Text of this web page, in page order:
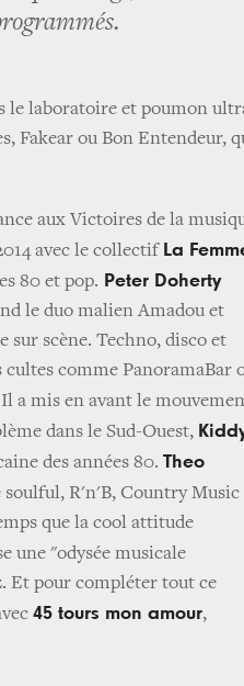
le laboratoire et poumon
Fakear ou Bon Entendeur,
aux Victoires de la
avec le collectif La
80 et pop. Peter Doherty
le duo malien Amadou et
scène. Techno, disco et
cultes comme PanoramaBar
a mis en avant le
dans le Sud-Ouest,
des années 80. Theo
R'n'B, Country Music
que la cool attitude
une "odysée musicale
Et pour compléter tout ce
45 tours mon amour,